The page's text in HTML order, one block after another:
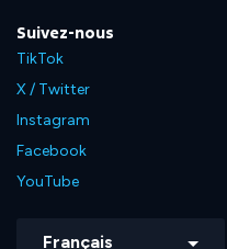
Suivez-nous
TikTok
X / Twitter
Instagram
Facebook
YouTube
Français